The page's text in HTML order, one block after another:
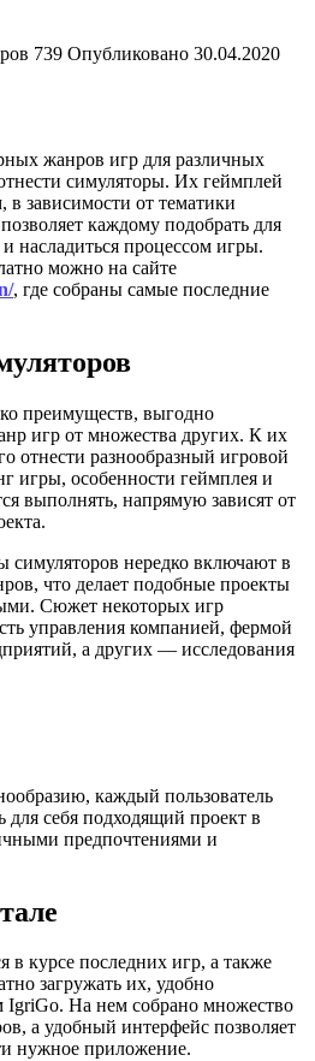
739 Опубликовано 30.04.2020
жанров игр для различных
симуляторы. Их геймплей
в зависимости от тематики
каждому подобрать для
насладиться процессом игры.
можно на сайте
, где собраны самые последние
преимуществ, выгодно
игр от множества других. К их
отнести разнообразный игровой
игры, особенности геймплея и
выполнять, напрямую зависят от
нередко включают в
что делает подобные проекты
Сюжет некоторых игр
управления компанией, фермой
а других — исследования
каждый пользователь
для себя подходящий проект в
предпочтениями и
в курсе последних игр, а также
загружать их, удобно
IgriGo. На нем собрано множество
а удобный интерфейс позволяет
нужное приложение.